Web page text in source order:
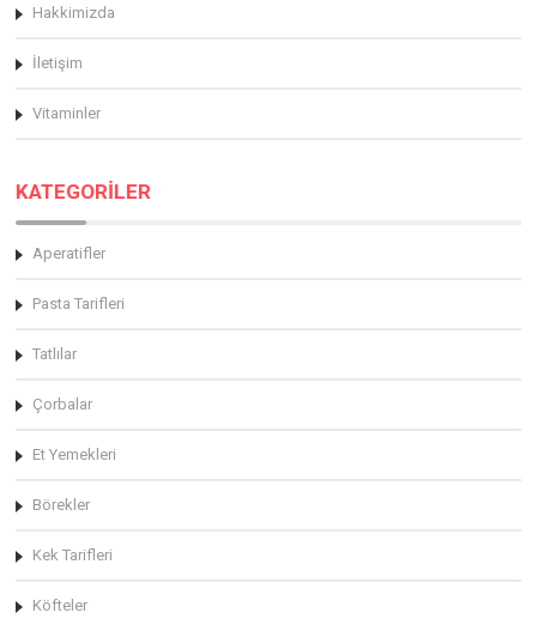
Hakkimizda
İletişim
Vitaminler
KATEGORİLER
Aperatifler
Pasta Tarifleri
Tatlılar
Çorbalar
Et Yemekleri
Börekler
Kek Tarifleri
Köfteler